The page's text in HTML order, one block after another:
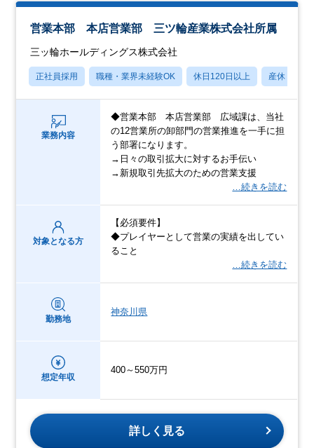
営業本部 本店営業部 三ツ輪産業株式会社所属
三ッ輪ホールディングス株式会社
正社員採用 職種・業界未経験OK 休日120日以上 産休・育休
業務内容
◆営業本部 本店営業部 広域課は、当社
の12営業所の卸部門の営業推進を一手に担
う部署になります。
→日々の取引拡大に対するお手伝い
→新規取引先拡大のための営業支援
…続きを読む
対象となる方
【必須要件】
◆プレイヤーとして営業の実績を出してい
ること
…続きを読む
勤務地
神奈川県
想定年収
400～550万円
詳しく見る